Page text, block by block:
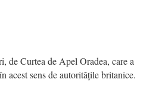
de Curtea de Apel Oradea, care a
acest sens de autoritățile britanice.